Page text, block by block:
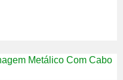
Metálico Com Cabo